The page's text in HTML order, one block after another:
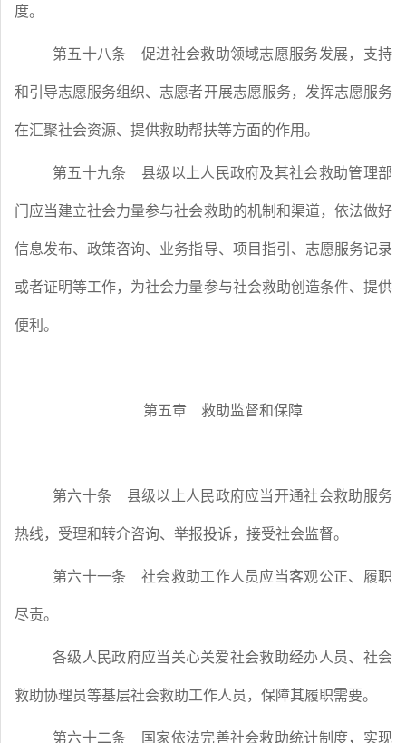
度。
第五十八条 促进社会救助领域志愿服务发展，支持
和引导志愿服务组织、志愿者开展志愿服务，发挥志愿服务
在汇聚社会资源、提供救助帮扶等方面的作用。
第五十九条 县级以上人民政府及其社会救助管理部
门应当建立社会力量参与社会救助的机制和渠道，依法做好
信息发布、政策咨询、业务指导、项目指引、志愿服务记录
或者证明等工作，为社会力量参与社会救助创造条件、提供
便利。
第五章 救助监督和保障
第六十条 县级以上人民政府应当开通社会救助服务
热线，受理和转介咨询、举报投诉，接受社会监督。
第六十一条 社会救助工作人员应当客观公正、履职
尽责。
各级人民政府应当关心关爱社会救助经办人员、社会
救助协理员等基层社会救助工作人员，保障其履职需要。
第六十二条 国家依法完善社会救助统计制度，实现